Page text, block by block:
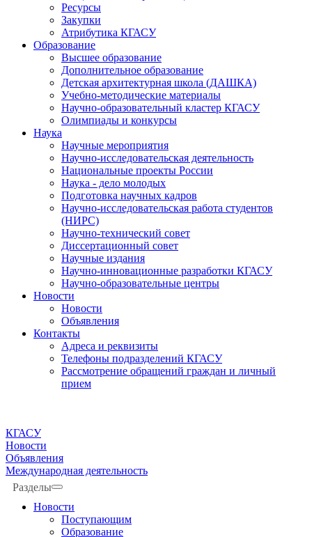
Ресурсы
Закупки
Атрибутика КГАСУ
Образование
Высшее образование
Дополнительное образование
Детская архитектурная школа (ДАШКА)
Учебно-методические материалы
Научно-образовательный кластер КГАСУ
Олимпиады и конкурсы
Наука
Научные мероприятия
Научно-исследовательская деятельность
Национальные проекты России
Наука - дело молодых
Подготовка научных кадров
Научно-исследовательская работа студентов
(НИРС)
Научно-технический совет
Диссертационный совет
Научные издания
Научно-инновационные разработки КГАСУ
Научно-образовательные центры
Новости
Новости
Объявления
Контакты
Адреса и реквизиты
Телефоны подразделений КГАСУ
Рассмотрение обращений граждан и личный
прием
КГАСУ
Новости
Объявления
Международная деятельность
Разделы
Новости
Поступающим
Образование